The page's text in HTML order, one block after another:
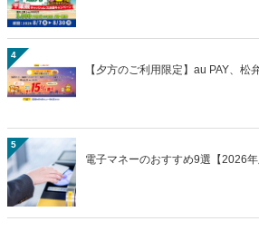
4
【夕方のご利用限定】au PAY、松
5
電子マネーのおすすめ9選【2026